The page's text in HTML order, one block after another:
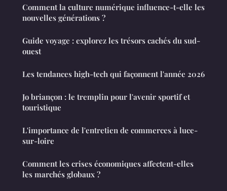
Comment la culture numérique influence-t-elle les
nouvelles générations ?
Guide voyage : explorez les trésors cachés du sud-
ouest
Les tendances high-tech qui façonnent l'année 2026
Jo briançon : le tremplin pour l'avenir sportif et
touristique
L'importance de l'entretien de commerces à luce-
sur-loire
Comment les crises économiques affectent-elles
les marchés globaux ?